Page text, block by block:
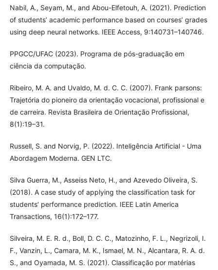
Nabil, A., Seyam, M., and Abou-Elfetouh, A. (2021). Prediction
of students’ academic performance based on courses’ grades
using deep neural networks. IEEE Access, 9:140731–140746.
PPGCC/UFAC (2023). Programa de pós-graduação em
ciência da computação.
Ribeiro, M. A. and Uvaldo, M. d. C. C. (2007). Frank parsons:
Trajetória do pioneiro da orientação vocacional, profissional e
de carreira. Revista Brasileira de Orientação Profissional,
8(1):19–31.
Russell, S. and Norvig, P. (2022). Inteligência Artificial - Uma
Abordagem Moderna. GEN LTC.
Silva Guerra, M., Asseiss Neto, H., and Azevedo Oliveira, S.
(2018). A case study of applying the classification task for
students’ performance prediction. IEEE Latin America
Transactions, 16(1):172–177.
Silveira, M. E. R. d., Boll, D. C. C., Matozinho, F. L., Negrizoli, I.
F., Vanzin, L., Camara, M. K., Ismael, M. N., Alcantara, R. A. d.
S., and Oyamada, M. S. (2021). Classificação por matérias